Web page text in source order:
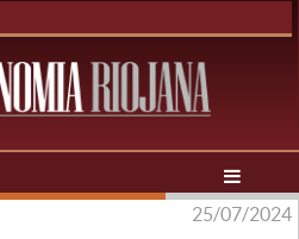
25/07/2024